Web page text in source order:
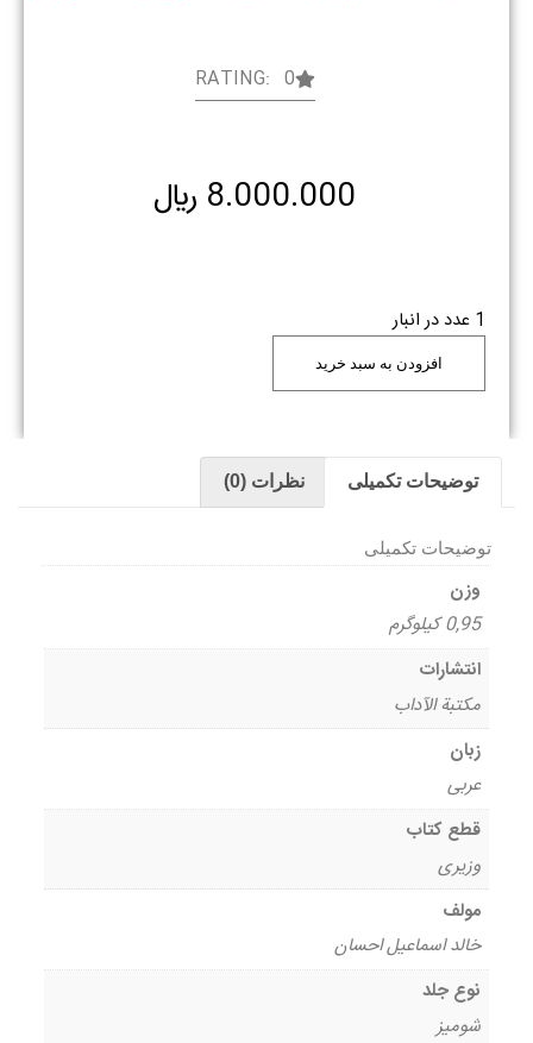
RATING: 0
8.000.000 ﷼
1 عدد در انبار
افزودن به سبد خرید
توضیحات تکمیلی نظرات (0)
توضیحات تکمیلی
وزن
0,95 کیلوگرم
انتشارات
مکتبة الآداب
زبان
عربی
قطع کتاب
وزیری
مولف
خالد اسماعیل احسان
نوع جلد
شومیز